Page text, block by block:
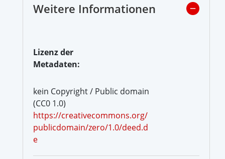
Weitere Informationen
Lizenz der
Metadaten:
kein Copyright / Public domain
(CC0 1.0)
https://creativecommons.org/
publicdomain/zero/1.0/deed.d
e